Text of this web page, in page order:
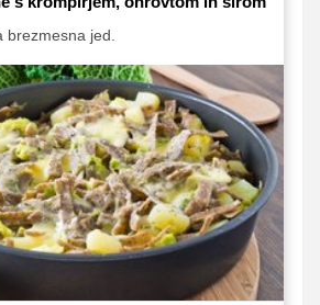
brezmesna jed.